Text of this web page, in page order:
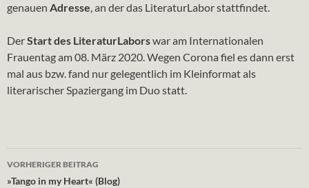
genauen Adresse, an der das LiteraturLabor stattfindet.
DerStart des LiteraturLaborswar am Internationalen
Frauentag am 08. März 2020. Wegen Corona fiel es dann erst
mal aus bzw. fand nur gelegentlich im Kleinformat als
literarischer Spaziergang im Duo statt.
Beitragsnavigation
VORHERIGER BEITRAG
»Tango in my Heart« (Blog)